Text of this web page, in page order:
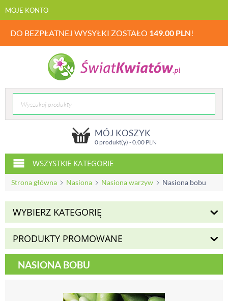
MOJE KONTO
DO BEZPŁATNEJ WYSYŁKI ZOSTAŁO 149.00 PLN!
MÓJ KOSZYK
0 produkt(y) -0.00PLN
WSZYSTKIE KATEGORIE
Strona główna Nasiona Nasiona warzyw Nasiona bobu
WYBIERZ KATEGORIĘ
PRODUKTY PROMOWANE
NASIONA BOBU